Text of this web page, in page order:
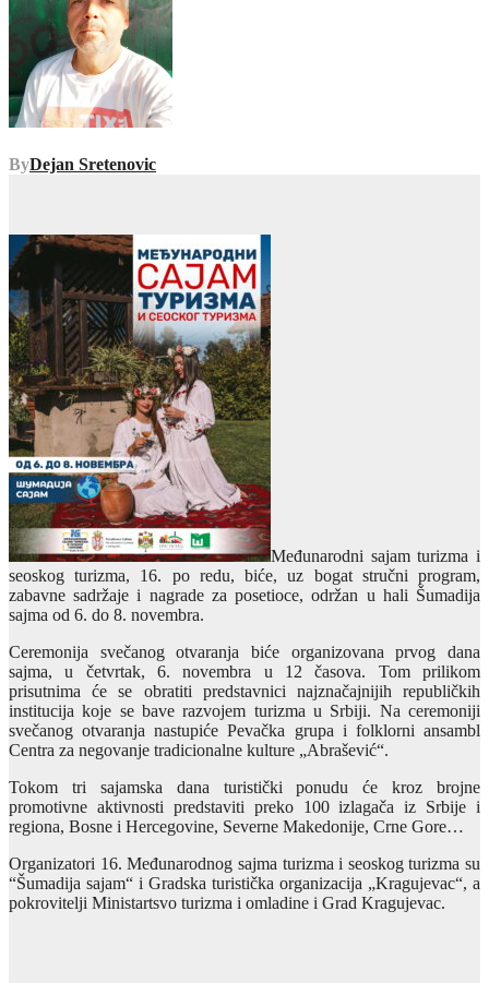
ByDejan Sretenovic
Međunarodni sajam turizma i
seoskog turizma, 16. po redu, biće, uz bogat stručni program,
zabavne sadržaje i nagrade za posetioce, održan u hali Šumadija
sajma od 6. do 8. novembra.
Ceremonija svečanog otvaranja biće organizovana prvog dana
sajma, u četvrtak, 6. novembra u 12 časova. Tom prilikom
prisutnima će se obratiti predstavnici najznačajnijih republičkih
institucija koje se bave razvojem turizma u Srbiji. Na ceremoniji
svečanog otvaranja nastupiće Pevačka grupa i folklorni ansambl
Centra za negovanje tradicionalne kulture „Abrašević“.
Tokom tri sajamska dana turistički ponudu će kroz brojne
promotivne aktivnosti predstaviti preko 100 izlagača iz Srbije i
regiona, Bosne i Hercegovine, Severne Makedonije, Crne Gore…
Organizatori 16. Međunarodnog sajma turizma i seoskog turizma su
“Šumadija sajam“ i Gradska turistička organizacija „Kragujevac“, a
pokrovitelji Ministartsvo turizma i omladine i Grad Kragujevac.